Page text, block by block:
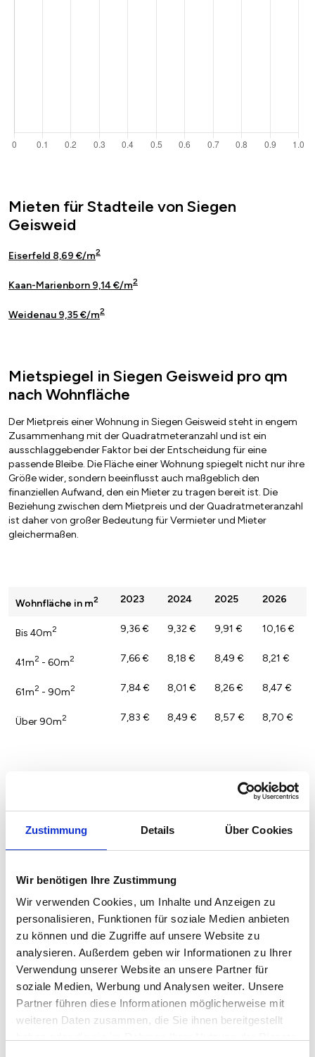
Zustimmung Details Über Cookies
Wir benötigen Ihre Zustimmung
Wir verwenden Cookies, um Inhalte und Anzeigen zu
personalisieren, Funktionen für soziale Medien anbieten
zu können und die Zugriffe auf unsere Website zu
analysieren. Außerdem geben wir Informationen zu Ihrer
Verwendung unserer Website an unsere Partner für
soziale Medien, Werbung und Analysen weiter. Unsere
Partner führen diese Informationen möglicherweise mit
weiteren Daten zusammen, die Sie ihnen bereitgestellt
Mieten für Stadteile von Siegen
Geisweid
Eiserfeld 8,69 €/m2
Kaan-Marienborn 9,14 €/m2
Weidenau 9,35 €/m2
Mietspiegel in Siegen Geisweid pro qm
nach Wohnfläche
Der Mietpreis einer Wohnung in Siegen Geisweid steht in engem
Zusammenhang mit der Quadratmeteranzahl und ist ein
ausschlaggebender Faktor bei der Entscheidung für eine
passende Bleibe. Die Fläche einer Wohnung spiegelt nicht nur ihre
Größe wider, sondern beeinflusst auch maßgeblich den
finanziellen Aufwand, den ein Mieter zu tragen bereit ist. Die
Beziehung zwischen dem Mietpreis und der Quadratmeteranzahl
ist daher von großer Bedeutung für Vermieter und Mieter
gleichermaßen.
Wohnfläche in m2 2023 2024 2025 2026
Bis 40m2 9,36 € 9,32 € 9,91 € 10,16 €
41m2 - 60m2 7,66 € 8,18 € 8,49 € 8,21 €
61m2 - 90m2 7,84 € 8,01 € 8,26 € 8,47 €
Über 90m2 7,83 € 8,49 € 8,57 € 8,70 €